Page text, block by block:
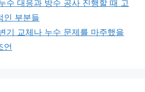
수 대응과 방수 공사 진행할 때 고
인 부분들
기 교체나 누수 문제를 마주했을
언